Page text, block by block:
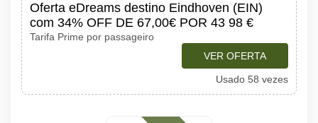
Oferta eDreams destino Eindhoven (EIN)
com 34% OFF DE 67,00€ POR 43 98 €
Tarifa Prime por passageiro
VER OFERTA
Usado 58 vezes